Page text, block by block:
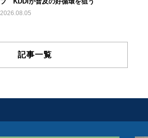
2026.08.05
記事一覧